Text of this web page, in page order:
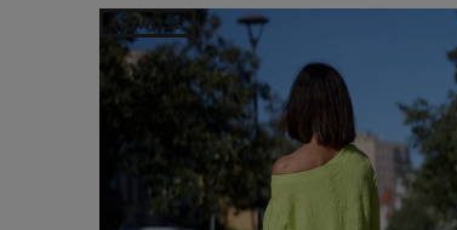
NOWOŚĆ